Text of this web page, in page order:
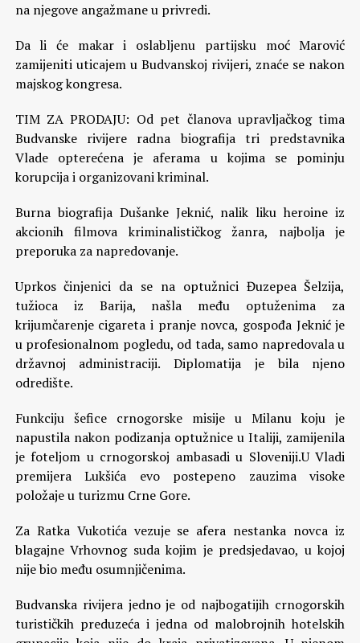
na njegove angažmane u privredi.
Da li će makar i oslabljenu partijsku moć Marović
zamijeniti uticajem u Budvanskoj rivijeri, znaće se nakon
majskog kongresa.
TIM ZA PRODAJU: Od pet članova upravljačkog tima
Budvanske rivijere radna biografija tri predstavnika
Vlade opterećena je aferama u kojima se pominju
korupcija i organizovani kriminal.
Burna biografija Dušanke Jeknić, nalik liku heroine iz
akcionih filmova kriminalističkog žanra, najbolja je
preporuka za napredovanje.
Uprkos činjenici da se na optužnici Đuzepea Šelzija,
tužioca iz Barija, našla među optuženima za
krijumčarenje cigareta i pranje novca, gospođa Jeknić je
u profesionalnom pogledu, od tada, samo napredovala u
državnoj administraciji. Diplomatija je bila njeno
odredište.
Funkciju šefice crnogorske misije u Milanu koju je
napustila nakon podizanja optužnice u Italiji, zamijenila
je foteljom u crnogorskoj ambasadi u Sloveniji.U Vladi
premijera Lukšića evo postepeno zauzima visoke
položaje u turizmu Crne Gore.
Za Ratka Vukotića vezuje se afera nestanka novca iz
blagajne Vrhovnog suda kojim je predsjedavao, u kojoj
nije bio među osumnjičenima.
Budvanska rivijera jedno je od najbogatijih crnogorskih
turističkih preduzeća i jedna od malobrojnih hotelskih